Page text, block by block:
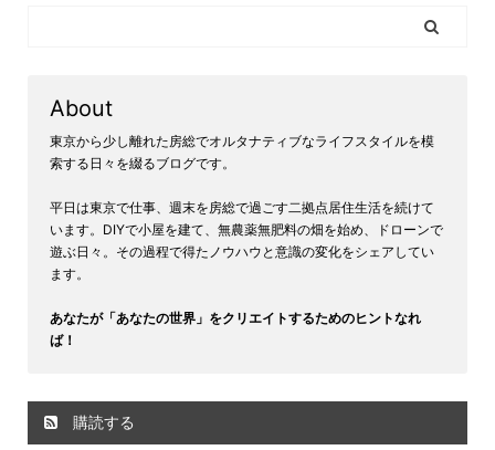
About
東京から少し離れた房総でオルタナティブなライフスタイルを模
索する日々を綴るブログです。
平日は東京で仕事、週末を房総で過ごす二拠点居住生活を続けて
います。DIYで小屋を建て、無農薬無肥料の畑を始め、ドローンで
遊ぶ日々。その過程で得たノウハウと意識の変化をシェアしてい
ます。
あなたが「あなたの世界」をクリエイトするためのヒントなれ
ば！
購読する